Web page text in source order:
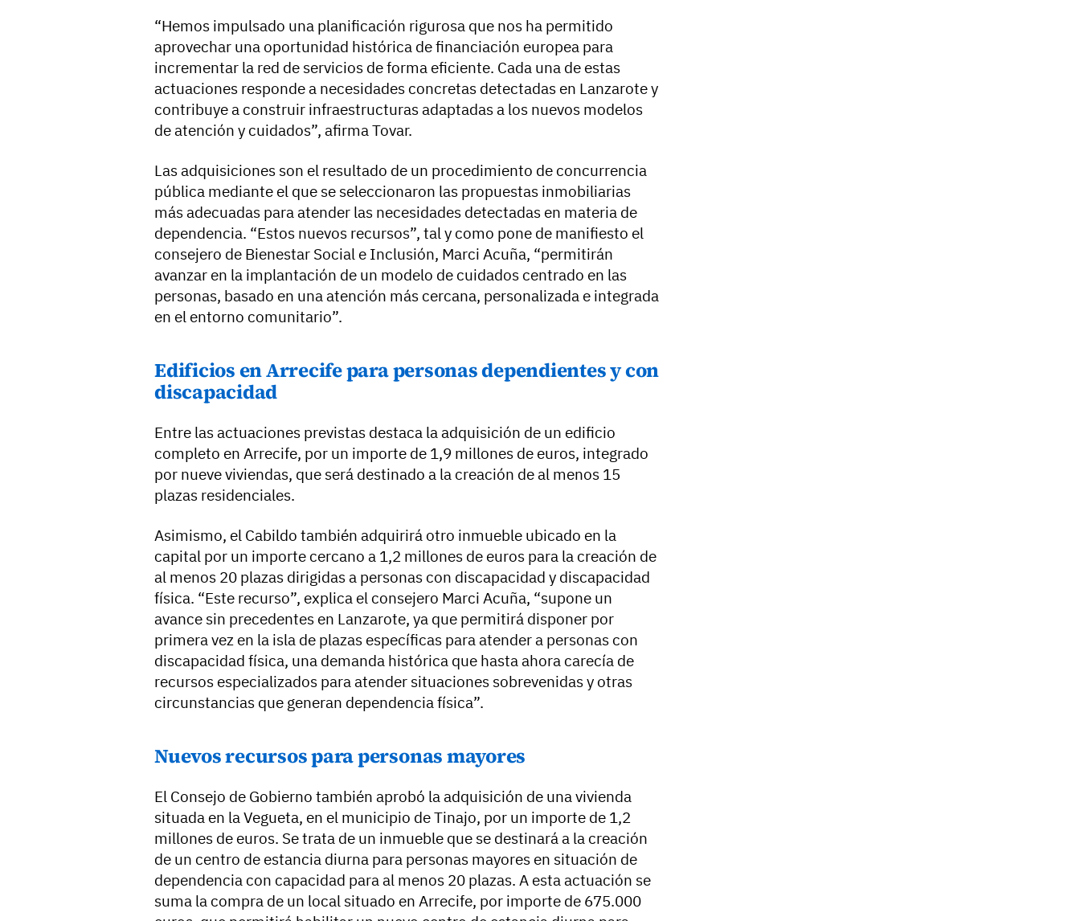
“Hemos impulsado una planificación rigurosa que nos ha permitido
aprovechar una oportunidad histórica de financiación europea para
incrementar la red de servicios de forma eficiente. Cada una de estas
actuaciones responde a necesidades concretas detectadas en Lanzarote y
contribuye a construir infraestructuras adaptadas a los nuevos modelos
de atención y cuidados”, afirma Tovar.
Las adquisiciones son el resultado de un procedimiento de concurrencia
pública mediante el que se seleccionaron las propuestas inmobiliarias
más adecuadas para atender las necesidades detectadas en materia de
dependencia. “Estos nuevos recursos”, tal y como pone de manifiesto el
consejero de Bienestar Social e Inclusión, Marci Acuña, “permitirán
avanzar en la implantación de un modelo de cuidados centrado en las
personas, basado en una atención más cercana, personalizada e integrada
en el entorno comunitario”.
Edificios en Arrecife para personas dependientes y con
discapacidad
Entre las actuaciones previstas destaca la adquisición de un edificio
completo en Arrecife, por un importe de 1,9 millones de euros, integrado
por nueve viviendas, que será destinado a la creación de al menos 15
plazas residenciales.
Asimismo, el Cabildo también adquirirá otro inmueble ubicado en la
capital por un importe cercano a 1,2 millones de euros para la creación de
al menos 20 plazas dirigidas a personas con discapacidad y discapacidad
física. “Este recurso”, explica el consejero Marci Acuña, “supone un
avance sin precedentes en Lanzarote, ya que permitirá disponer por
primera vez en la isla de plazas específicas para atender a personas con
discapacidad física, una demanda histórica que hasta ahora carecía de
recursos especializados para atender situaciones sobrevenidas y otras
circunstancias que generan dependencia física”.
Nuevos recursos para personas mayores
El Consejo de Gobierno también aprobó la adquisición de una vivienda
situada en la Vegueta, en el municipio de Tinajo, por un importe de 1,2
millones de euros. Se trata de un inmueble que se destinará a la creación
de un centro de estancia diurna para personas mayores en situación de
dependencia con capacidad para al menos 20 plazas. A esta actuación se
suma la compra de un local situado en Arrecife, por importe de 675.000